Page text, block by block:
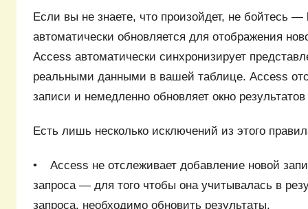
Если вы не знаете, что произойдет, не бойтесь —
автоматически обновляется для отображения
Access автоматически синхронизирует
реальными данными в вашей таблице. Access
записи и немедленно обновляет окно результатов
Есть лишь несколько исключений из этого
• Access не отслеживает добавление новой
запроса — для того чтобы она учитывалась в
запроса, необходимо обновить результаты.